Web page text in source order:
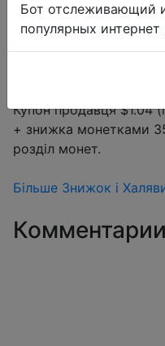
Купон продавця $1.04
+ знижка монетками
розділ монет.
Більше Знижок і
Бот отслеживающий
популярных интернет